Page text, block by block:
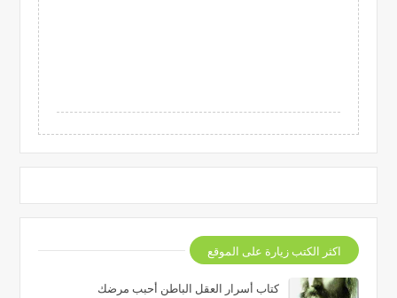
اكثر الكتب زيارة على الموقع
كتاب أسرار العقل الباطن أحبب مرضك